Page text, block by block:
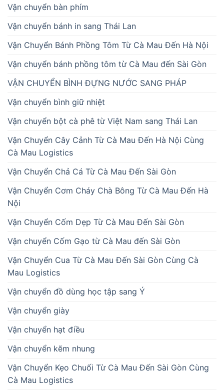
Vận chuyển bàn phím
Vận chuyển bánh in sang Thái Lan
Vận Chuyển Bánh Phồng Tôm Từ Cà Mau Đến Hà Nội
Vận chuyển bánh phồng tôm từ Cà Mau đến Sài Gòn
VẬN CHUYỂN BÌNH ĐỰNG NƯỚC SANG PHÁP
Vận chuyển bình giữ nhiệt
Vận chuyển bột cà phê từ Việt Nam sang Thái Lan
Vận Chuyển Cây Cảnh Từ Cà Mau Đến Hà Nội Cùng
Cà Mau Logistics
Vận Chuyển Chả Cá Từ Cà Mau Đến Sài Gòn
Vận Chuyển Cơm Cháy Chà Bông Từ Cà Mau Đến Hà
Nội
Vận Chuyển Cốm Dẹp Từ Cà Mau Đến Sài Gòn
Vận chuyển Cốm Gạo từ Cà Mau đến Sài Gòn
Vận Chuyển Cua Từ Cà Mau Đến Sài Gòn Cùng Cà
Mau Logistics
Vận chuyển đồ dùng học tập sang Ý
Vận chuyển giày
Vận chuyển hạt điều
Vận chuyển kẽm nhung
Vận Chuyển Kẹo Chuối Từ Cà Mau Đến Sài Gòn Cùng
Cà Mau Logistics